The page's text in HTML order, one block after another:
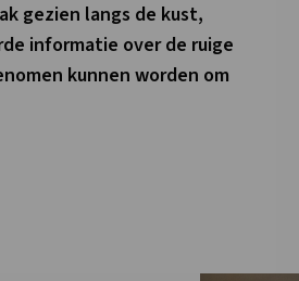
gezien langs de kust,
informatie over de ruige
kunnen worden om